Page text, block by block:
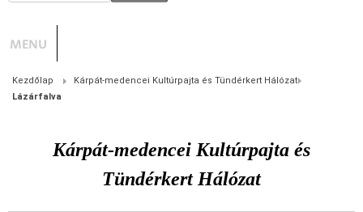
MENU
Kezdőlap
Kárpát-medencei Kultúrpajta és Tündérkert Hálózat
Lázárfalva
Kárpát-medencei Kultúrpajta és
Tündérkert Hálózat